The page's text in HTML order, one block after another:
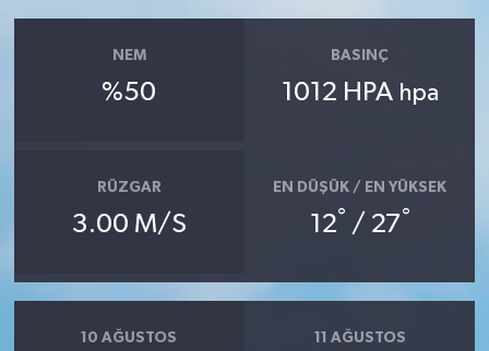
NEM
%50
BASINÇ
1012 HPA hpa
RÜZGAR
3.00 M/S
EN DÜŞÜK / EN YÜKSEK
12° / 27°
10 AĞUSTOS 11 AĞUSTOS